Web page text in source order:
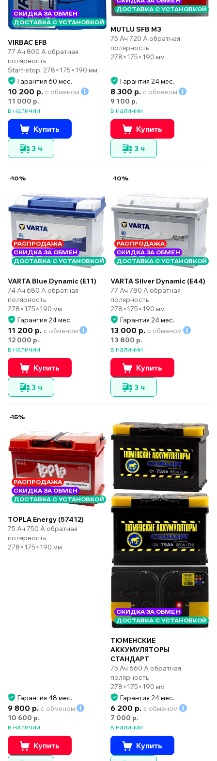
СКИДКА ЗА ОБМЕН
ДОСТАВКА С УСТАНОВКОЙ
VIRBAC EFB
77 Ач 800 А обратная
полярность
Start-stop, 278×175×190 мм
Гарантия 60 мес.
10 200 р. с обменом
11 000 р.
в наличии
Купить
3 ч
ДОСТАВКА С УСТАНОВКОЙ
MUTLU SFB M3
75 Ач 720 А обратная
полярность
278×175×190 мм
Гарантия 24 мес.
8 300 р. с обменом
9 100 р.
в наличии
Купить
3 ч
-10%
РАСПРОДАЖА
СКИДКА ЗА ОБМЕН
ДОСТАВКА С УСТАНОВКОЙ
VARTA Blue Dynamic (E11)
74 Ач 680 А обратная
полярность
278×175×190 мм
Гарантия 24 мес.
11 200 р. с обменом
12 000 р.
в наличии
Купить
3 ч
-10%
РАСПРОДАЖА
СКИДКА ЗА ОБМЕН
ДОСТАВКА С УСТАНОВКОЙ
VARTA Silver Dynamic (E44)
77 Ач 780 А обратная
полярность
278×175×190 мм
Гарантия 24 мес.
13 000 р. с обменом
13 800 р.
в наличии
Купить
3 ч
-15%
РАСПРОДАЖА
СКИДКА ЗА ОБМЕН
ДОСТАВКА С УСТАНОВКОЙ
TOPLA Energy (57412)
75 Ач 750 А обратная
полярность
278×175×190 мм
Гарантия 48 мес.
9 800 р. с обменом
10 600 р.
в наличии
Купить
СКИДКА ЗА ОБМЕН
ДОСТАВКА С УСТАНОВКОЙ
ТЮМЕНСКИЕ
АККУМУЛЯТОРЫ
СТАНДАРТ
75 Ач 660 А обратная
полярность
278×175×190 мм
Гарантия 24 мес.
6 200 р. с обменом
7 000 р.
в наличии
Купить